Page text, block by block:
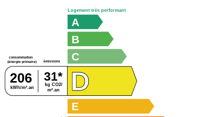
consommation
(énergie primaire)
émissions
kg CO2/
m².an
kWh/m².an
206 31*
E
D
C
B
A
Logement très performant